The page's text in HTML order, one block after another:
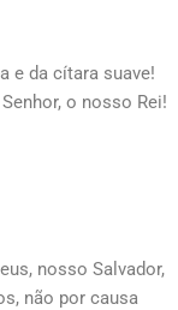
e da cítara suave!
o nosso Rei!
nosso Salvador,
não por causa